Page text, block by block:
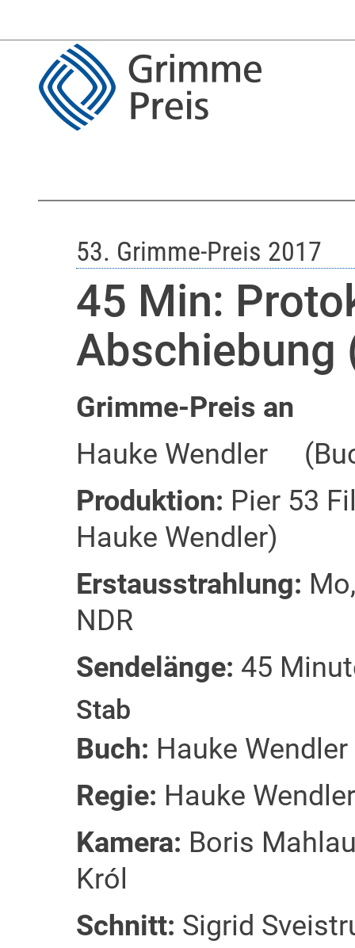
53. Grimme-Preis 2017
45 Min:
Abschiebung
Grimme-Preis an
Hauke Wendler
	(
Produktion: Pier 53
Hauke Wendler)
Erstausstrahlung:
NDR
Sendelänge: 45
Stab
Buch: Hauke Wendler
Regie: Hauke Wendler
Kamera: Boris
Król
Schnitt: Sigrid